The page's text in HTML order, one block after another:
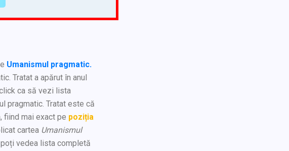
Umanismul pragmatic.
Tratat a apărut în anul
ca să vezi lista
pragmatic. Tratat este că
fiind mai exact pe poziția
cartea Umanismul
vedea lista completă